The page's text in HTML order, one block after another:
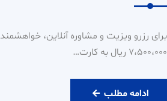
7،500،000 ریال به کارت…
ادامه مطلبرزرو